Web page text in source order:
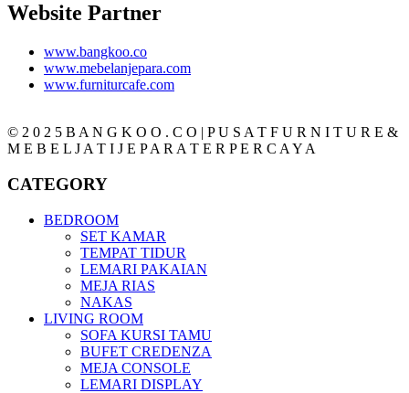
Website Partner
www.bangkoo.co
www.mebelanjepara.com
www.furniturcafe.com
© 2 0 2 5 B A N G K O O . C O | P U S A T F U R N I T U R E &
M E B E L J A T I J E P A R A T E R P E R C A Y A
CATEGORY
BEDROOM
SET KAMAR
TEMPAT TIDUR
LEMARI PAKAIAN
MEJA RIAS
NAKAS
LIVING ROOM
SOFA KURSI TAMU
BUFET CREDENZA
MEJA CONSOLE
LEMARI DISPLAY